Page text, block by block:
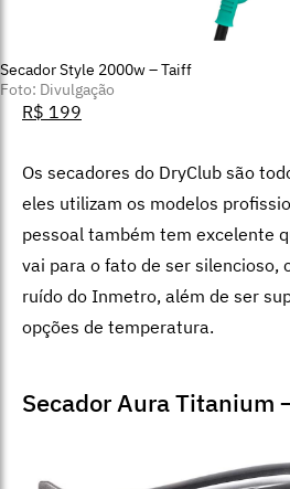
Secador Style 2000w – Taiff
Foto: Divulgação
R$ 199
Os secadores do DryClub são
eles utilizam os modelos
pessoal também tem excelente
vai para o fato de ser silencioso,
ruído do Inmetro, além de ser
opções de temperatura.
Secador Aura Titanium